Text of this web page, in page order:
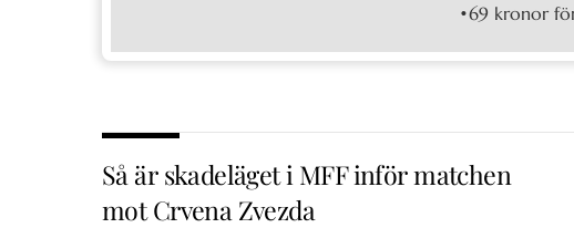
•69 kronor
Så är skadeläget i MFF inför matchen
mot Crvena Zvezda